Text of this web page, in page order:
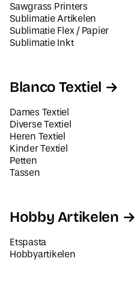
Sawgrass Printers
Sublimatie Artikelen
Sublimatie Flex / Papier
Sublimatie Inkt
Blanco Textiel
Dames Textiel
Diverse Textiel
Heren Textiel
Kinder Textiel
Petten
Tassen
Hobby Artikelen
Etspasta
Hobbyartikelen